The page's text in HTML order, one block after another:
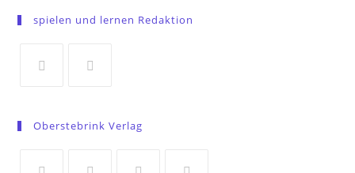
a
spielen und lernen Redaktion
a
Oberstebrink Verlag